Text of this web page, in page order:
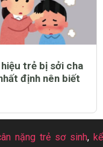
hiệu trẻ bị sởi cha
định nên biết
nặng trẻ sơ sinh,kể